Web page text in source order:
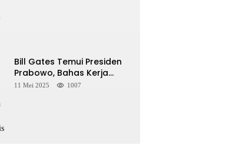
Bill Gates Temui Presiden
Prabowo, Bahas Kerja
Sama Kesehatan dan
11 Mei 2025 1007